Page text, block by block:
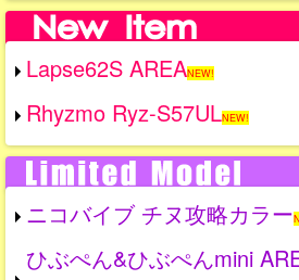
Lapse62S AREANEW!
Rhyzmo Ryz-S57ULNEW!
ニコバイブ チヌ攻略カラー
ひぶぺん&ひぶぺんmini